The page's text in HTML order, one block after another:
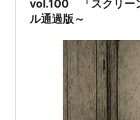
き抜ける悪臭に悶絶する
vol.100 「スクリー
ル通過版～